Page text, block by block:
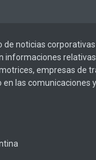
de noticias
informaciones
empresas de
en las comunicaciones